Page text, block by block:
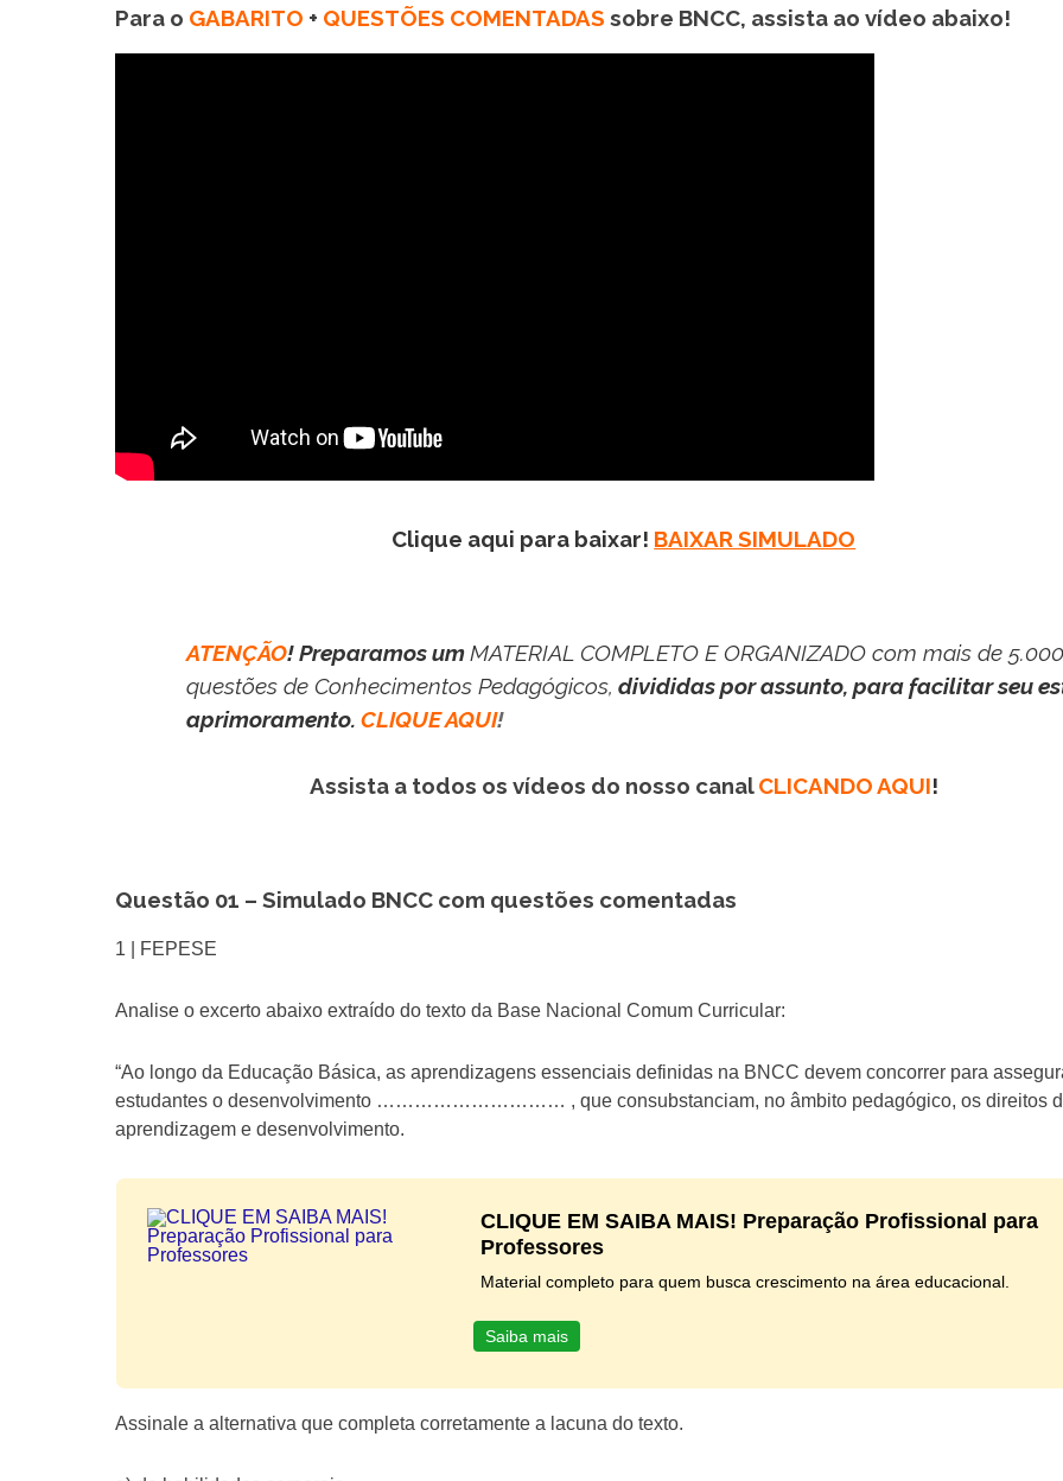
Para o GABARITO + QUESTÕES COMENTADAS sobre BNCC, assista ao vídeo abaixo!
Clique aqui para baixar! BAIXAR SIMULADO
ATENÇÃO! Preparamos umMATERIAL COMPLETO E ORGANIZADO com mais de 5.000
questões de Conhecimentos Pedagógicos, divididas por assunto, para facilitar seu
aprimoramento. CLIQUE AQUI!
Assista a todos os vídeos do nosso canalCLICANDO AQUI!
Questão 01 – Simulado BNCC com questões comentadas
1 | FEPESE
Analise o excerto abaixo extraído do texto da Base Nacional Comum Curricular:
“Ao longo da Educação Básica, as aprendizagens essenciais definidas na BNCC devem concorrer para
estudantes o desenvolvimento ………………………… , que consubstanciam, no âmbito pedagógico, os direitos
aprendizagem e desenvolvimento.
CLIQUE EM SAIBA MAIS! Preparação Profissional para
Professores
Material completo para quem busca crescimento na área educacional.
Saiba mais
Assinale a alternativa que completa corretamente a lacuna do texto.